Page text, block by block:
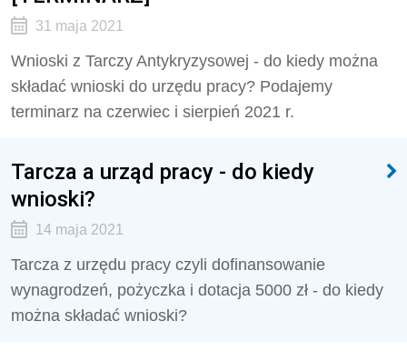
31 maja 2021
Wnioski z Tarczy Antykryzysowej - do kiedy można
składać wnioski do urzędu pracy? Podajemy
terminarz na czerwiec i sierpień 2021 r.
Tarcza a urząd pracy - do kiedy
wnioski?
14 maja 2021
Tarcza z urzędu pracy czyli dofinansowanie
wynagrodzeń, pożyczka i dotacja 5000 zł - do kiedy
można składać wnioski?